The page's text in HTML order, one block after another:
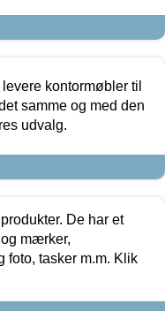
kontormøbler til
samme og med den
udvalg.
De har et
mærker,
foto, tasker m.m. Klik